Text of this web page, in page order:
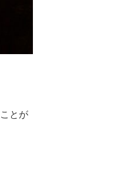
ことが